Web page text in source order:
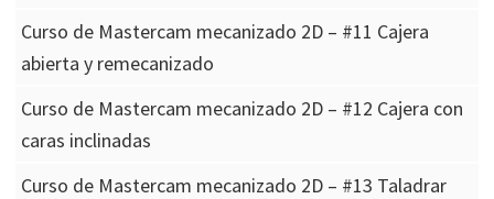
Curso de Mastercam mecanizado 2D – #11 Cajera
abierta y remecanizado
Curso de Mastercam mecanizado 2D – #12 Cajera con
caras inclinadas
Curso de Mastercam mecanizado 2D – #13 Taladrar